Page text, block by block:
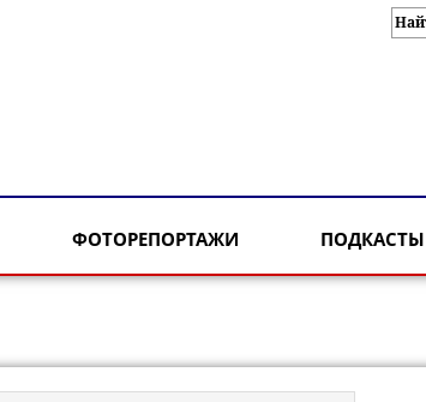
ФОТОРЕПОРТАЖИ ПОДКАСТЫ